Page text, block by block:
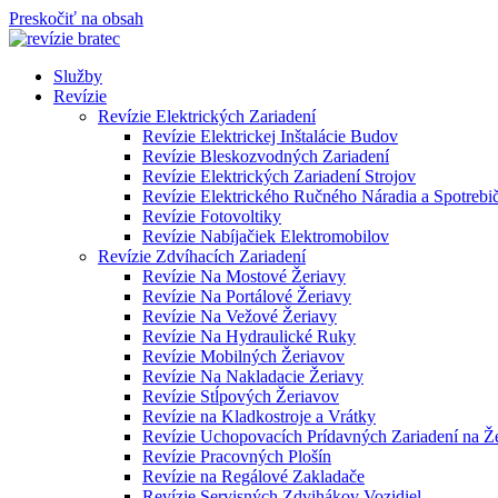
Preskočiť na obsah
Služby
Revízie
Revízie Elektrických Zariadení
Revízie Elektrickej Inštalácie Budov
Revízie Bleskozvodných Zariadení
Revízie Elektrických Zariadení Strojov
Revízie Elektrického Ručného Náradia a
Revízie Fotovoltiky
Revízie Nabíjačiek Elektromobilov
Revízie Zdvíhacích Zariadení
Revízie Na Mostové Žeriavy
Revízie Na Portálové Žeriavy
Revízie Na Vežové Žeriavy
Revízie Na Hydraulické Ruky
Revízie Mobilných Žeriavov
Revízie Na Nakladacie Žeriavy
Revízie Stĺpových Žeriavov
Revízie na Kladkostroje a Vrátky
Revízie Uchopovacích Prídavných Zariadení na
Revízie Pracovných Plošín
Revízie na Regálové Zakladače